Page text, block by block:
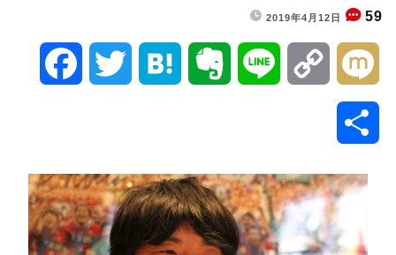
2019年4月12日 59
e
b
t e
n
r
n
e
o
y
L